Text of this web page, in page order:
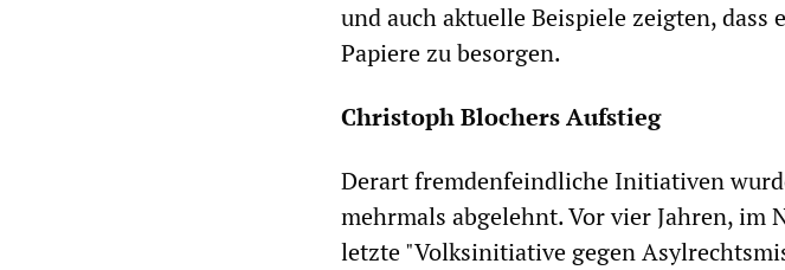
und auch aktuelle Beispiele zeigten, dass
Papiere zu besorgen.
Christoph Blochers Aufstieg
Derart fremdenfeindliche Initiativen
mehrmals abgelehnt. Vor vier Jahren, im
letzte "Volksinitiative gegen